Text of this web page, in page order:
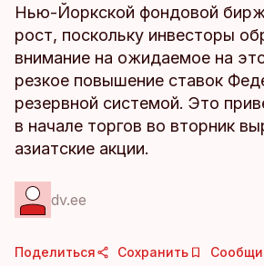
Нью-Йоркской фондовой
рост, поскольку инвесторы
внимание на ожидаемое на
резкое повышение ставок
резервной системой. Это
в начале торгов во вторник
азиатские акции.
dv.ee
Поделиться Сохранить Сообщи